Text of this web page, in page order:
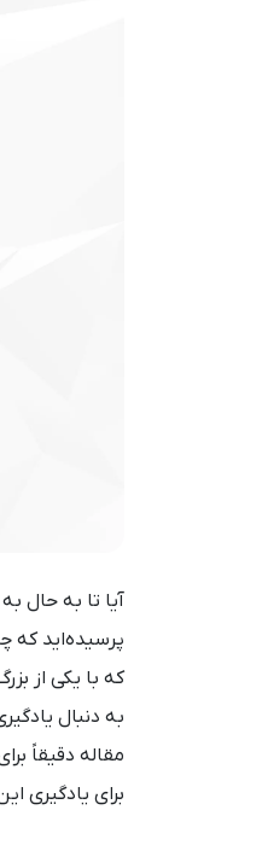
آیا تا به حال
پرسیده‌اید که
که با یکی از
به دنبال
مقاله دقیقاً
برای یادگیری